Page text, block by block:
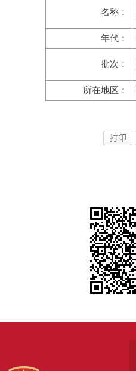
名称：
年代：
批次：
所在地区：